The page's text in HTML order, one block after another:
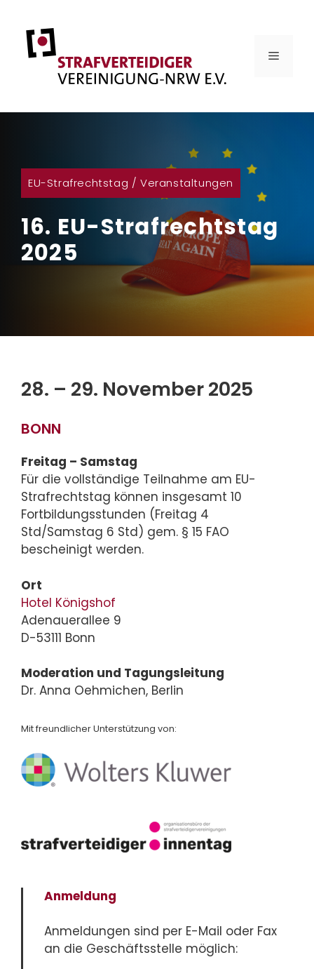
Inhalt
springen
MENÜ
EU-Strafrechtstag /Veranstaltungen
16. EU-Strafrechtstag
2025
28. – 29. November 2025
BONN
Freitag – Samstag
Für die vollständige Teilnahme am EU-
Strafrechtstag können insgesamt 10
Fortbildungsstunden (Freitag 4
Std/Samstag 6 Std) gem. § 15 FAO
bescheinigt werden.
Ort
Hotel Königshof
Adenauerallee 9
D-53111 Bonn
Moderation und Tagungsleitung
Dr. Anna Oehmichen, Berlin
Mit freundlicher Unterstützung von:
Anmeldung
Anmeldungen sind per E-Mail oder Fax
an die Geschäftsstelle möglich: